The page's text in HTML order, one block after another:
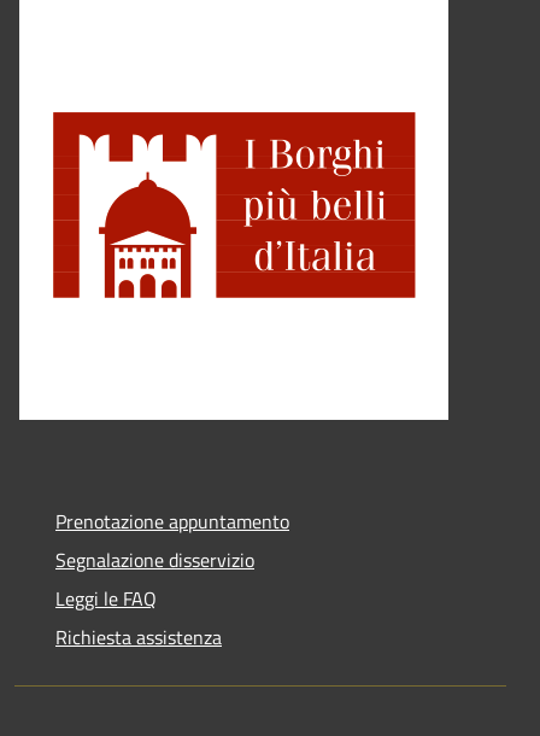
Prenotazione appuntamento
Segnalazione disservizio
Leggi le FAQ
Richiesta assistenza